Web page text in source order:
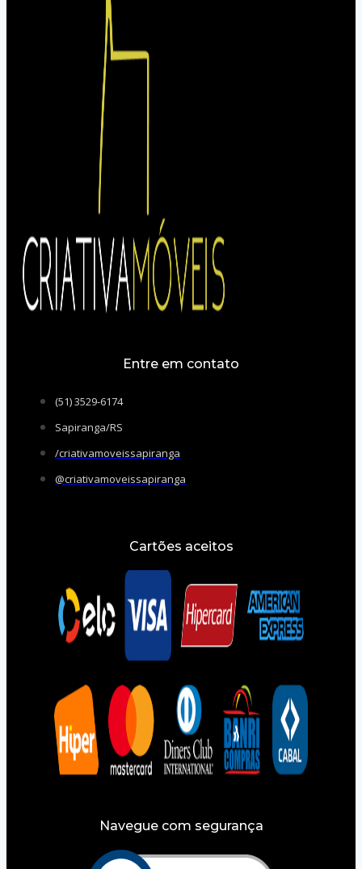
Entre em contato
(51) 3529-6174
Sapiranga/RS
/criativamoveissapiranga
@criativamoveissapiranga
Cartões aceitos
Navegue com segurança